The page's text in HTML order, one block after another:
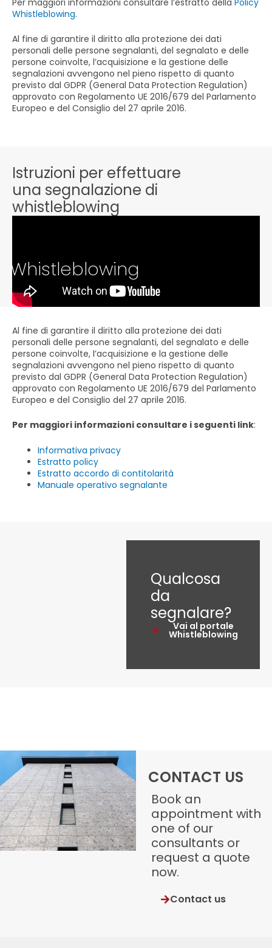
Whistleblowing.
Al fine di garantire il diritto alla protezione dei dati
personali delle persone segnalanti, del segnalato e delle
persone coinvolte, l’acquisizione e la gestione delle
segnalazioni avvengono nel pieno rispetto di quanto
previsto dal GDPR (General Data Protection Regulation)
approvato con Regolamento UE 2016/679 del Parlamento
Europeo e del Consiglio del 27 aprile 2016.
Istruzioni per effettuare
una segnalazione di
whistleblowing
Whistleblowing
Al fine di garantire il diritto alla protezione dei dati
personali delle persone segnalanti, del segnalato e delle
persone coinvolte, l’acquisizione e la gestione delle
segnalazioni avvengono nel pieno rispetto di quanto
previsto dal GDPR (General Data Protection Regulation)
approvato con Regolamento UE 2016/679 del Parlamento
Europeo e del Consiglio del 27 aprile 2016.
Per maggiori informazioni consultare i seguenti link:
Informativa privacy
Estratto policy
Estratto accordo di contitolarità
Manuale operativo segnalante
Qualcosa
da
segnalare?
Vai al portale
Whistleblowing
CONTACT US
Book an
appointment with
one of our
consultants or
request a quote
now.
Contact us